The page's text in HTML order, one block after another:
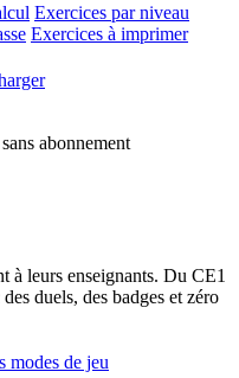
Exercices par niveau
Exercices à imprimer
abonnement
à leurs enseignants. Du CE1
duels, des badges et zéro
modes de jeu